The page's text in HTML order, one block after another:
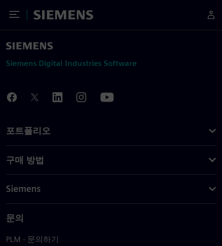
Toggle Menu
Siemens
Siemens Digital Industries Software
포트폴리오
구매 방법
Siemens
문의
PLM - 문의하기